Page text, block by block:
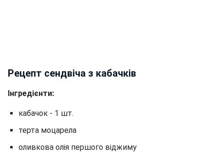
Рецепт сендвіча з кабачків
Інгредієнти:
кабачок - 1 шт.
терта моцарела
оливкова олія першого віджиму